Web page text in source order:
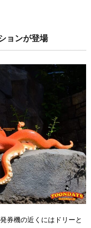
ョンが登場
券機の近くにはドリーと